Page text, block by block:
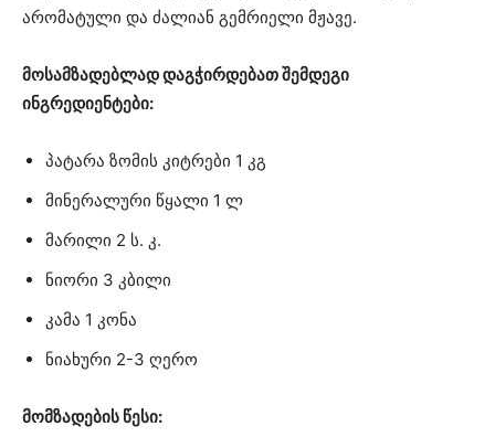
არომატული და ძალიან გემრიელი მჟავე.
მოსამზადებლად დაგჭირდებათ შემდეგი
ინგრედიენტები:
პატარა ზომის კიტრები 1 კგ
მინერალური წყალი 1 ლ
მარილი 2 ს. კ.
ნიორი 3 კბილი
კამა 1 კონა
ნიახური 2-3 ღერო
მომზადების წესი: